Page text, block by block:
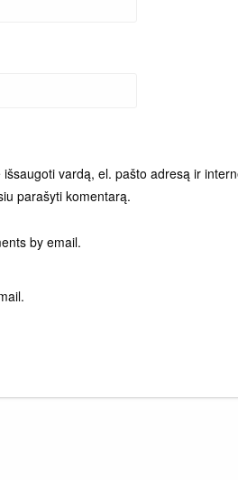
vardą, el. pašto adresą ir
parašyti komentarą.
by email.